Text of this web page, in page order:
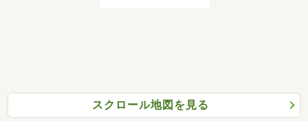
スクロール地図を見る